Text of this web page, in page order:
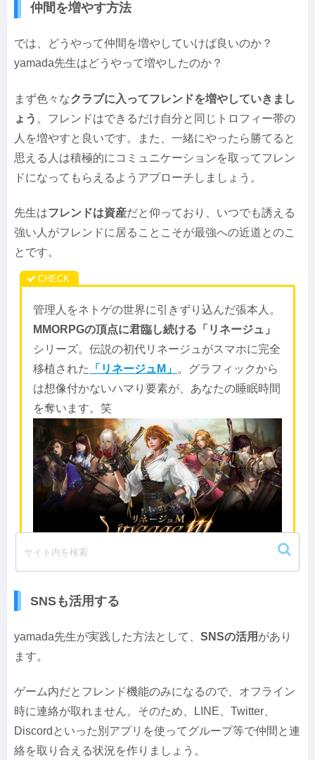
仲間を増やす方法
では、どうやって仲間を増やしていけば良いのか？
yamada先生はどうやって増やしたのか？
まず色々なクラブに入ってフレンドを増やしていきまし
ょう 。フレンドはできるだけ自分と同じトロフィー帯の
人を増やすと良いです。また、一緒にやったら勝てると
思える人は積極的にコミュニケーションを取ってフレン
ドになってもらえるようアプローチしましょう。
先生はフレンドは資産だと仰っており、いつでも誘える
強い人がフレンドに居ることこそが最強への近道とのこ
とです。
管理人をネトゲの世界に引きずり込んだ張本人。
MMORPGの頂点に君臨し続ける「リネージュ」
シリーズ。伝説の初代リネージュがスマホに完全
移植された
「リネージュM」 。グラフィックから
は想像付かないハマり要素が、あなたの睡眠時間
を奪います。笑
SNSも活用する
yamada先生が実践した方法として、 SNSの活用 があり
ます。
ゲーム内だとフレンド機能のみになるので、オフライン
時に連絡が取れません。そのため、LINE、Twitter、
Discordといった別アプリを使ってグループ等で仲間と連
絡を取り合える状況を作りましょう。